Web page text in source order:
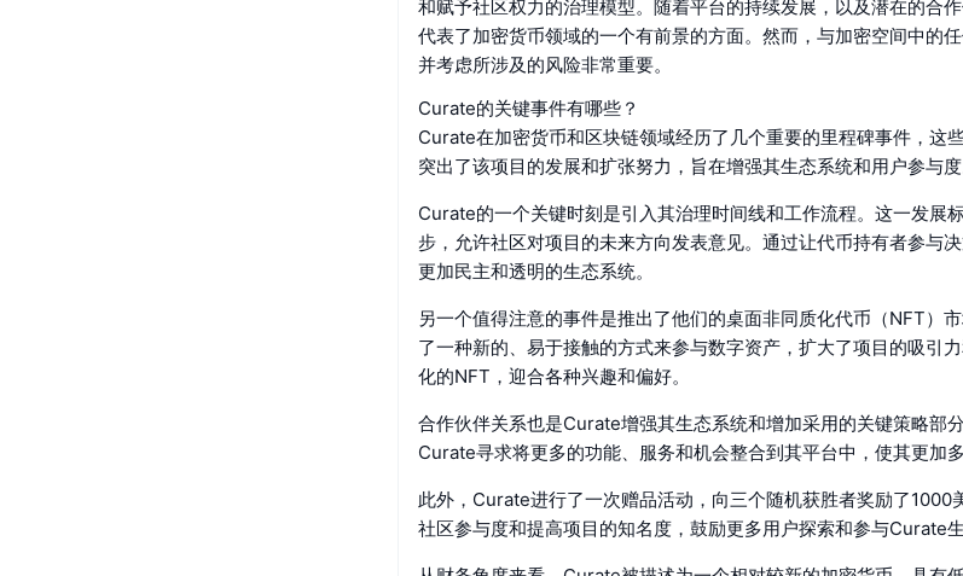
和赋予社区权力的治理模型。随着平台的持续发展，以及潜在的合
代表了加密货币领域的一个有前景的方面。然而，与加密空间中的
并考虑所涉及的风险非常重要。
Curate的关键事件有哪些？
Curate在加密货币和区块链领域经历了几个重要的里程碑事件，这
突出了该项目的发展和扩张努力，旨在增强其生态系统和用户参与度
Curate的一个关键时刻是引入其治理时间线和工作流程。这一发展
步，允许社区对项目的未来方向发表意见。通过让代币持有者参与
更加民主和透明的生态系统。
另一个值得注意的事件是推出了他们的桌面非同质化代币（NFT）
了一种新的、易于接触的方式来参与数字资产，扩大了项目的吸引
化的NFT，迎合各种兴趣和偏好。
合作伙伴关系也是Curate增强其生态系统和增加采用的关键策略部
Curate寻求将更多的功能、服务和机会整合到其平台中，使其更加
此外，Curate进行了一次赠品活动，向三个随机获胜者奖励了1000
社区参与度和提高项目的知名度，鼓励更多用户探索和参与Curate生